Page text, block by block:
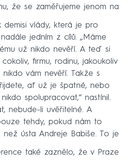
že se zaměřujeme jenom na
vlády, která je pro
jedním z cílů. „Máme
už nikdo nevěří. A teď si
firmu, rodinu, jakoukoliv
vám nevěří. Takže s
ať už je špatné, nebo
spolupracovat,“ nastínil.
nebude-li uvěřitelné. A
tehdy, pokud nám to
ústa Andreje Babiše. To je
také zaznělo, že v Praze